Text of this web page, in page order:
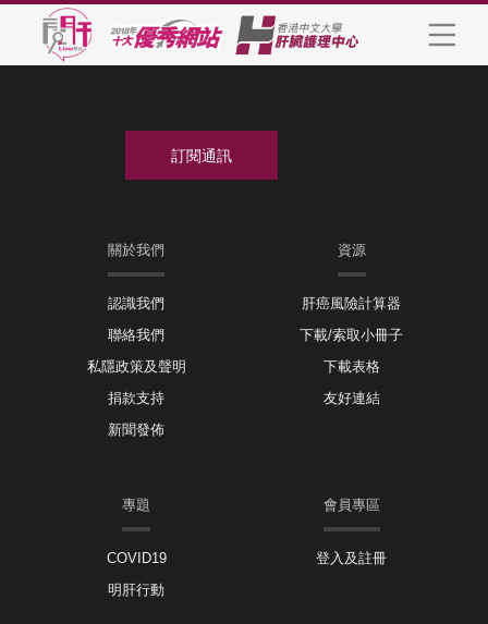
關於我們
認識我們
聯絡我們
私隱政策及聲明
捐款支持
新聞發佈
資源
肝癌風險計算器
下載/索取小冊子
下載表格
友好連結
專題
COVID19
明肝行動
會員專區
登入及註冊